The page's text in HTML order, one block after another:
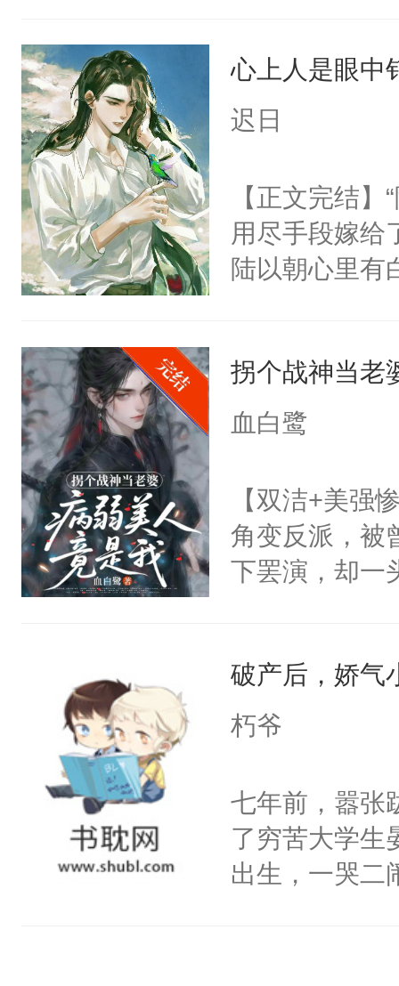
道吗？大师
二师兄了。
忘记了对二师
会给大师兄
现言烬就站在
静。这一世，
才任由受自毁
中有穿越者！
心上人是眼中
迟日
【正文完结
用尽手段嫁给
陆以朝心里有
情，他以为，
夜祁砚清缩在
了。”祁砚清
死。”.祁砚清
什么不能是他
次死都不想
谁？”“楚星你
以朝的注视
了，最后一次
塞。陆以朝痛
以朝啊，我来
距，抓着乱
拐个战神当老
血白鹭
【双洁+美强
角变反派，被
下罢演，却一
越不对劲。怕
宣布：“从今
至在他发热
变，李砚寒总
戏？”却又默
浑身是血将他
破产后，娇气
朽爷
七年前，嚣张
了穷苦大学生
出生，一哭二